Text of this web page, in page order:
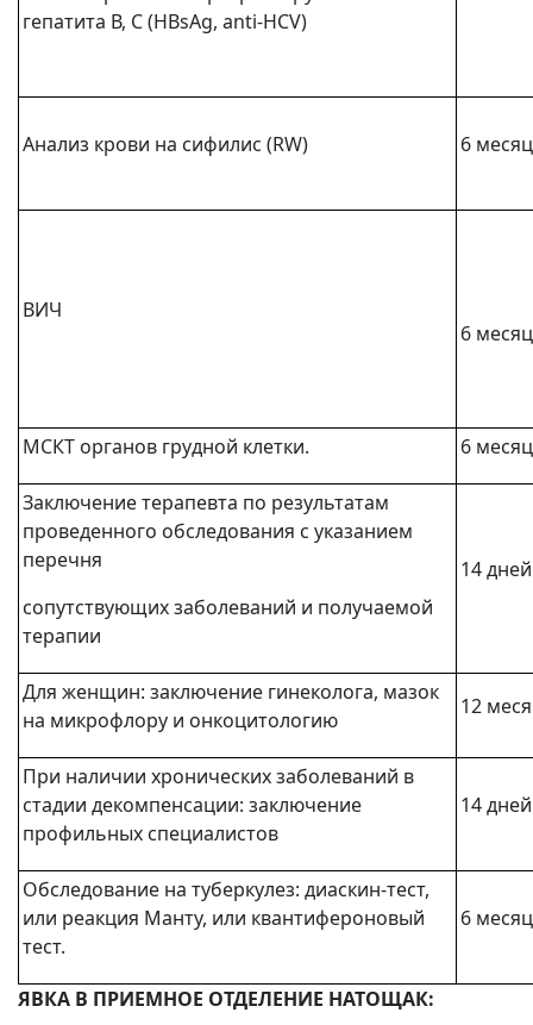
гепатита В, С (HBsAg, anti-HCV)
Анализ крови на сифилис (RW) 6
ВИЧ
6
МСКТ органов грудной клетки. 6
Заключение терапевта по результатам
проведенного обследования с указанием
перечня
сопутствующих заболеваний и получаемой
терапии
14 дней
Для женщин: заключение гинеколога, мазок
на микрофлору и онкоцитологию
12
При наличии хронических заболеваний в
стадии декомпенсации: заключение
профильных специалистов
14 дней
Обследование на туберкулез: диаскин-тест,
или реакция Манту, или квантифероновый
тест.
6
ЯВКА В ПРИЕМНОЕ ОТДЕЛЕНИЕ НАТОЩАК: